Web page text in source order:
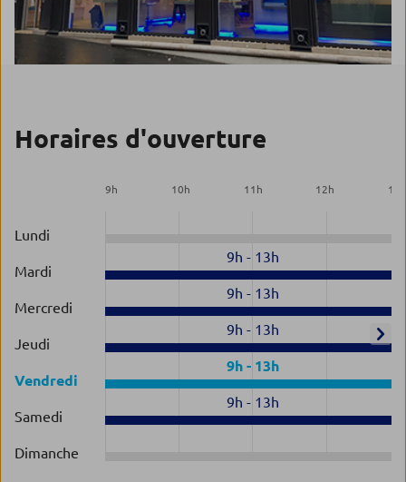
Horaires d'ouverture
9h 10h 11 h 12h 13
Lundi
Mardi
9h - 13h
Mercredi
9h - 13h
Jeudi
9h - 13h
Vendredi
9h- 13h
Samedi
9h - 13h
Dimanche